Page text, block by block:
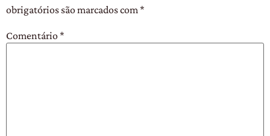
obrigatórios são marcados com *
Comentário*